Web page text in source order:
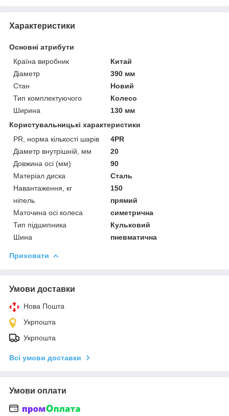
Характеристики
Основні атрибути
Країна виробник
Китай
Діаметр
390 мм
Стан
Новий
Тип комплектуючого
Колесо
Ширина
130 мм
Користувальницькі характеристики
PR, норма кількості шарів
4PR
Діаметр внутрішній, мм
20
Довжина осі (мм)
90
Матеріал диска
Сталь
Навантаження, кг
150
ніпель
прямий
Маточина осі колеса
симетрична
Тип підшипника
Кульковий
Шина
пневматична
Приховати
Умови доставки
Нова Пошта
Укрпошта
Укрпошта
Всі умови доставки
Умови оплати